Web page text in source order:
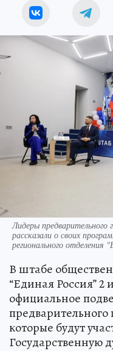
Лидеры предварительного
рассказали о своих
регионального отделения
В штабе
“Единая Россия” 2
официальное
предварительного
которые будут
Государственную